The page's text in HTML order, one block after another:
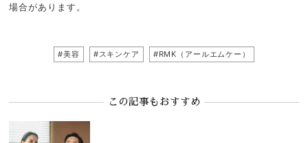
場合があります。
#美容 #スキンケア #RMK（アールエムケー）
この記事もおすすめ